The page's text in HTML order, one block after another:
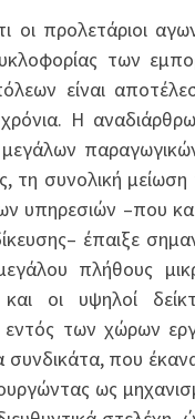
οι προλετάριοι
των
είναι
χρόνια. Η
τη συνολική
υπηρεσιών –που
έπαιξε
πλήθους
και οι υψηλοί
εντός των χώρων
συνδικάτα, που
ως